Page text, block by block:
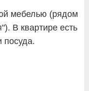
мебелью (рядом
В квартире есть
посуда.